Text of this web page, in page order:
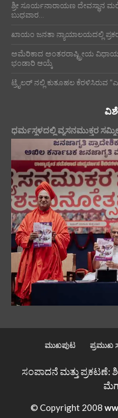
ಶ್ರೀ ಸೂರ್ಯನಾರಾಯಣ ದೇವಸ್ಥಾನ
ಬುಧವಾರ...
ಖಾಯಂ ಜನತಾ ನ್ಯಾಯಾಲಯದಲ್ಲಿ
ಅಮೆರಿಕಾದ ಅಂತರರಾಷ್ಟ್ರೀಯ
ಭಂಡಾರಿ ಆಯ್ಕೆ
ಟ್ರೈಲರ್ ನಲ್ಲಿ ಕುತೂಹಲ ಕೆರಳಿಸಿರುವ
ಧರ್ಮಸ್ಥಳದಲ್ಲಿ ವ್ಯಸನಮುಕ್ತರ
ಮುಖಪುಟ ಪ್ರಮುಖ
ಸಂಪಾದನೆ ಮತ್ತು ಪ್ರಕಟಣೆ:
© Copyright 2008